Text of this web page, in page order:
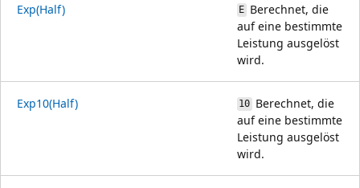
Exp(Half) EBerechnet, die
auf eine bestimmte
Leistung ausgelöst
wird.
Exp10(Half) 10Berechnet, die
auf eine bestimmte
Leistung ausgelöst
wird.